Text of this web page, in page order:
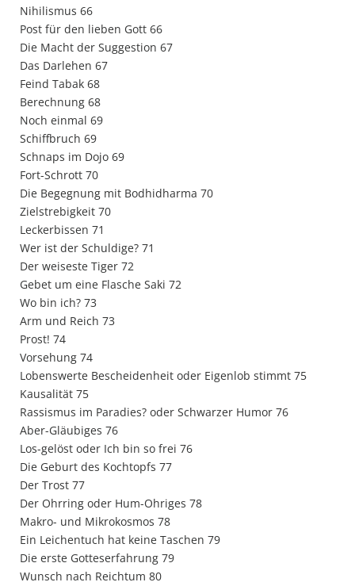
Nihilismus 66
Post für den lieben Gott 66
Die Macht der Suggestion 67
Das Darlehen 67
Feind Tabak 68
Berechnung 68
Noch einmal 69
Schiffbruch 69
Schnaps im Dojo 69
Fort-Schrott 70
Die Begegnung mit Bodhidharma 70
Zielstrebigkeit 70
Leckerbissen 71
Wer ist der Schuldige? 71
Der weiseste Tiger 72
Gebet um eine Flasche Saki 72
Wo bin ich? 73
Arm und Reich 73
Prost! 74
Vorsehung 74
Lobenswerte Bescheidenheit oder Eigenlob stimmt 75
Kausalität 75
Rassismus im Paradies? oder Schwarzer Humor 76
Aber-Gläubiges 76
Los-gelöst oder Ich bin so frei 76
Die Geburt des Kochtopfs 77
Der Trost 77
Der Ohrring oder Hum-Ohriges 78
Makro- und Mikrokosmos 78
Ein Leichentuch hat keine Taschen 79
Die erste Gotteserfahrung 79
Wunsch nach Reichtum 80